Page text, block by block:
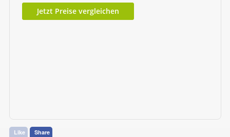
Jetzt Preise vergleichen
Like Share